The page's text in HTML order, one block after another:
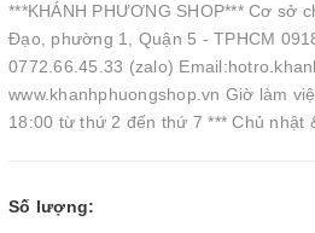
***KHÁNH PHƯƠNG SHOP*** Cơ sở
Đạo, phường 1, Quận 5 - TPHCM
0772.66.45.33 (zalo)
www.khanhphuongshop.vn Giờ làm
18:00 từ thứ 2 đến thứ 7 *** Chủ nhật
Số lượng: